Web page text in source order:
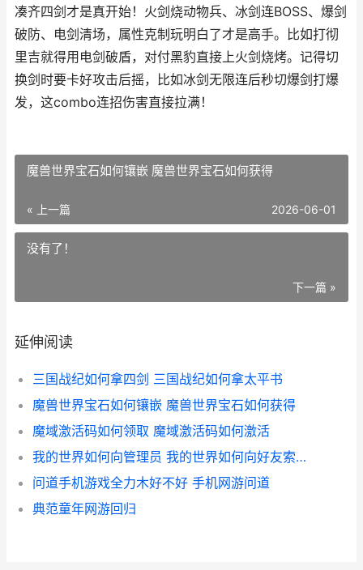
凑齐四剑才是真开始！火剑烧动物兵、冰剑连BOSS、爆剑
破防、电剑清场，属性克制玩明白了才是高手。比如打彻
里吉就得用电剑破盾，对付黑豹直接上火剑烧烤。记得切
换剑时要卡好攻击后摇，比如冰剑无限连后秒切爆剑打爆
发，这combo连招伤害直接拉满！
魔兽世界宝石如何镶嵌 魔兽世界宝石如何获得
« 上一篇 2026-06-01
没有了！
下一篇 »
延伸阅读
三国战纪如何拿四剑 三国战纪如何拿太平书
魔兽世界宝石如何镶嵌 魔兽世界宝石如何获得
魔域激活码如何领取 魔域激活码如何激活
我的世界如何向管理员 我的世界如何向好友索要钻石
问道手机游戏全力木好不好 手机网游问道
典范童年网游回归